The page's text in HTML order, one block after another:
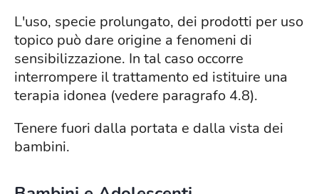
L'uso, specie prolungato, dei prodotti per uso
topico può dare origine a fenomeni di
sensibilizzazione. In tal caso occorre
interrompere il trattamento ed istituire una
terapia idonea (vedere paragrafo 4.8).
Tenere fuori dalla portata e dalla vista dei
bambini.